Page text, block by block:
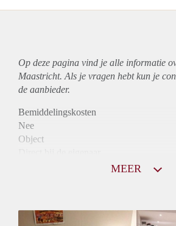
Op deze pagina vind je alle informatie
Maastricht. Als je vragen hebt kun je
de aanbieder.
Bemiddelingskosten
Nee
Object
Huurtoeslag
MEER